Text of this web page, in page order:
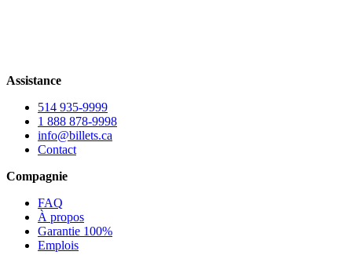
Assistance
514 935-9999
1 888 878-9998
info@billets.ca
Contact
Compagnie
FAQ
À propos
Garantie 100%
Emplois